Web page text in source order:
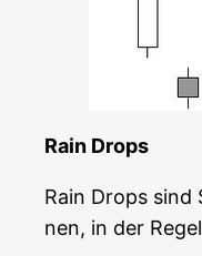
Rain Drops
Rain Drops
nen, in der